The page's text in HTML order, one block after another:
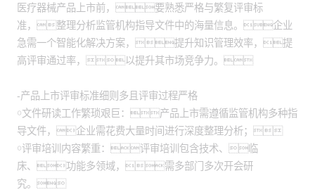
医疗器械产品上市前，要熟悉严格与繁复评审标
准，整理分析监管机构指导文件中的海量信息。企业
急需一个智能化解决方案，提升知识管理效率，提
高评审通过率，以提升其市场竞争力。
-产品上市评审标准细则多且评审过程严格
￮文件研读工作繁琐艰巨：产品上市需遵循监管机构多种指
导文件，企业需花费大量时间进行深度整理分析；
￮评审培训内容繁重：评审培训包含技术、临
床、功能多领域，需多部门多次开会研
究。